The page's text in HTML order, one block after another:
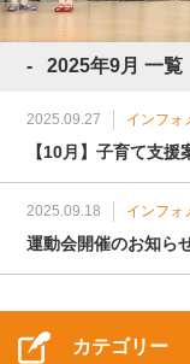
2025年9月 一覧
2025.09.27
【10月】子育て支援
2025.09.18
運動会開催のお知ら
カテゴリー